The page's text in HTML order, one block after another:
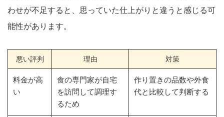
わせが不足すると、思っていた仕上がりと違うと感じる可
能性があります。
悪い評判 理由 対策
料金が高
い
食の専門家が自宅
を訪問して調理す
るため
作り置きの品数や外食
代と比較して判断する